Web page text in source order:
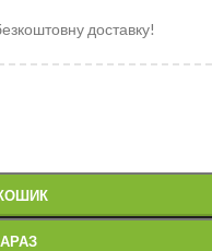
доставку!